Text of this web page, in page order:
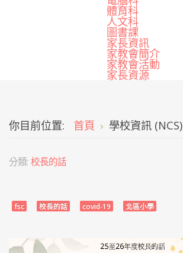
體育科
人文科
圖書課
家長資訊
家教會簡介
家教會活動
家長資源
你目前位置: 首頁 學校資訊 (NCS)
分類: 校長的話
fsc 校長的話 covid-19 北區小學